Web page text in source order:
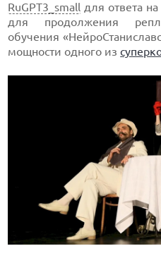
RuGPT3_small для ответа
для продолжения
обучения
мощности одного из